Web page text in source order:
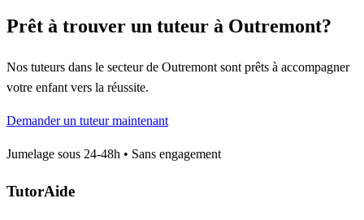
Prêt à trouver un tuteur à Outremont?
Nos tuteurs dans le secteur de Outremont sont prêts à accompagner
votre enfant vers la réussite.
Demander un tuteur maintenant
Jumelage sous 24-48h • Sans engagement
TutorAide